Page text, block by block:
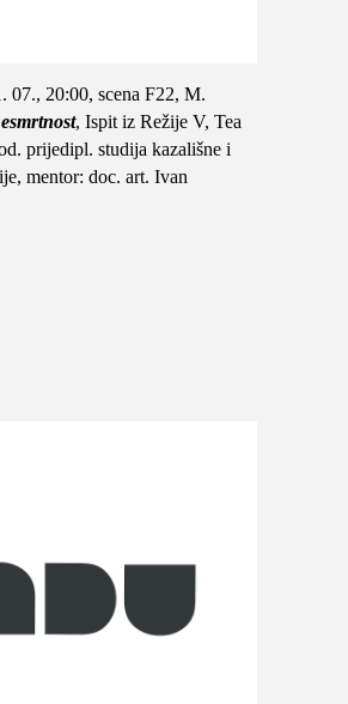
07., 20:00, scena F22, M.
, Ispit iz Režije V, Tea
prijedipl. studija kazališne i
mentor: doc. art. Ivan